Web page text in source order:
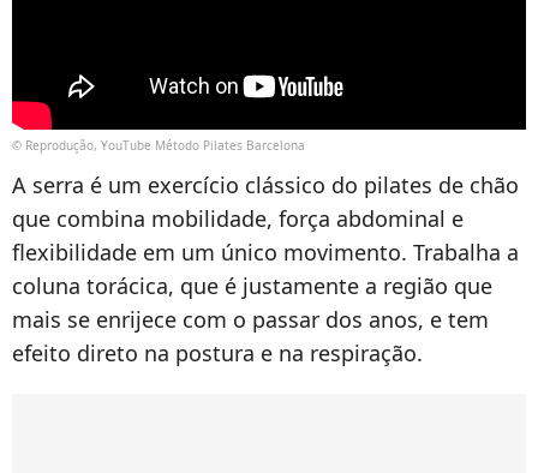
© Reprodução, YouTube Método Pilates Barcelona
A serra é um exercício clássico do pilates de chão
que combina mobilidade, força abdominal e
flexibilidade em um único movimento. Trabalha a
coluna torácica, que é justamente a região que
mais se enrijece com o passar dos anos, e tem
efeito direto na postura e na respiração.